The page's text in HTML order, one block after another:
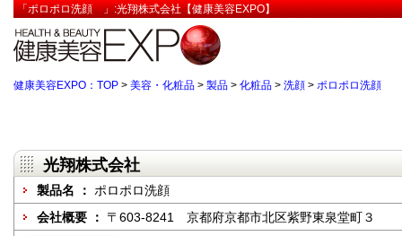
「ポロポロ洗顔 」:光翔株式会社【健康美容EXPO】
健康美容EXPO：TOP > 美容・化粧品 > 製品 > 化粧品 > 洗顔 > ポロポロ洗顔
光翔株式会社
製品名 ： ポロポロ洗顔
会社概要 ： 〒603-8241 京都府京都市北区紫野東泉堂町３